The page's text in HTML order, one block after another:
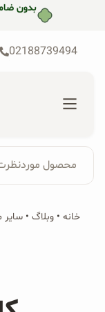
بدون
02188739494
برای:
جستجو...
پکیج‌ها
محصول
خانه • وبلاگ • سایر